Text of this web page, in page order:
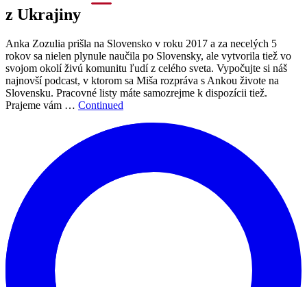
z Ukrajiny
Anka Zozulia prišla na Slovensko v roku 2017 a za necelých 5
rokov sa nielen plynule naučila po Slovensky, ale vytvorila tiež vo
svojom okolí živú komunitu ľudí z celého sveta. Vypočujte si náš
najnovší podcast, v ktorom sa Miša rozpráva s Ankou živote na
Slovensku. Pracovné listy máte samozrejme k dispozícii tiež.
Prajeme vám … Continued